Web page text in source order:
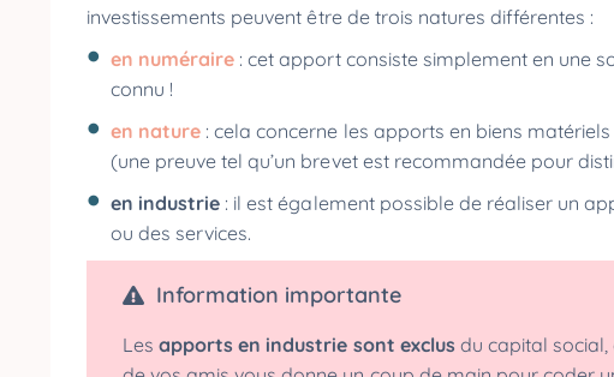
investissements peuvent être de trois natures différentes :
en numéraire : cet apport consiste simplement en une
connu !
en nature : cela concerne les apports en biens
(une preuve tel qu’un brevet est recommandée pour
en industrie : il est également possible de réaliser un
ou des services.
Information importante
Lesapports en industrie sont exclus du capital social,